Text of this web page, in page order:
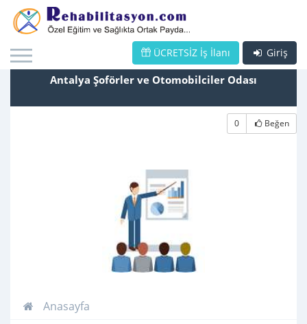
Giriş
ÜCRETSİZ İş İlanı
Antalya Şoförler ve Otomobilciler Odası
0 Beğen
Anasayfa